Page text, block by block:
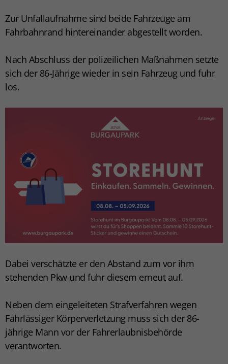
Zur Unfallaufnahme sind beide Fahrzeuge am
Fahrbahnrand hintereinander abgestellt worden.
Nach Abschluss der polizeilichen Maßnahmen setzte
sich der 86-Jährige wieder in sein Fahrzeug und fuhr
los.
Dabei verschätzte er den Abstand zum vor ihm
stehenden Pkw und fuhr diesem erneut auf.
Neben dem eingeleiteten Strafverfahren wegen
Fahrlässiger Körperverletzung muss sich der 86-
jährige Mann vor der Fahrerlaubnisbehörde
verantworten.